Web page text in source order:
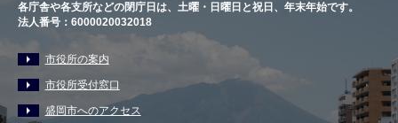
各庁舎や各支所などの閉庁日は、土曜・日曜日と祝日、年末年始です。
法人番号：6000020032018
市役所の案内
市役所受付窓口
盛岡市へのアクセス